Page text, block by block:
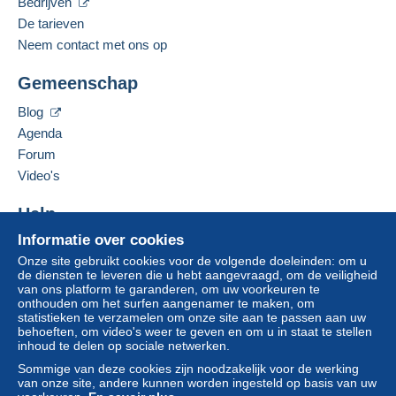
van een aankoop ter waarde van € 100,00.
Brief (normaal/klein formaat)
€ 0,90
Aanmel
Inschrij
Betalingsvoorwaarden:
Alle betalingen worden gedaan metcredit/debitcardof
overschrijving naar uw saldo. Er worden geen
Engels (Verenigde Staten)
Adres van de onderneming:
12042 SE Sunnyside Rd. Unit #2022
Clackamas
Deze verkoper toevoegen aan mijn favorieten
De verkoper contacteren
Informatie over cookies
Onze site gebruikt cookies voor de volgende doeleinden: om u
de diensten te leveren die u hebt aangevraagd, om de veiligheid
van ons platform te garanderen, om uw voorkeuren te
onthouden om het surfen aangenamer te maken, om
statistieken te verzamelen om onze site aan te passen aan uw
behoeften, om video's weer te geven en om u in staat te stellen
inhoud te delen op sociale netwerken.
Sommige van deze cookies zijn noodzakelijk voor de werking
van onze site, andere kunnen worden ingesteld op basis van uw
De tarieven
Neem contact met ons op
Gemeenschap
Blog
Agenda
Forum
Video's
Help
Hulpcentrum
Kopen op Delcampe
Verkopen op Delcampe
Een beveiligde website